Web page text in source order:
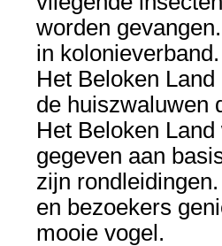
worden
in
Het Beloken
de huiszwaluwen
Het Beloken
gegeven aan
zijn
en bezoekers
mooie vogel.